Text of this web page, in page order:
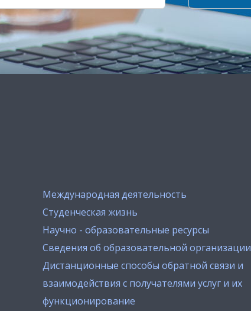
Международная деятельность
Студенческая жизнь
Научно - образовательные ресурсы
Сведения об образовательной организации
Дистанционные способы обратной связи и
взаимодействия с получателями услуг и их
функционирование